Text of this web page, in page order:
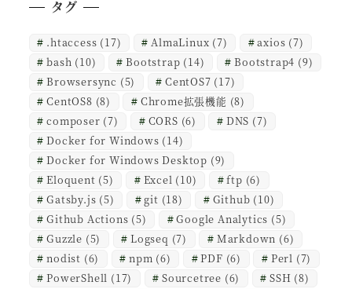
タグ
.htaccess (17) AlmaLinux (7) axios (7)
bash (10) Bootstrap (14) Bootstrap4 (9)
Browsersync (5) CentOS7 (17)
CentOS8 (8) Chrome拡張機能 (8)
composer (7) CORS (6) DNS (7)
Docker for Windows (14)
Docker for Windows Desktop (9)
Eloquent (5) Excel (10) ftp (6)
Gatsby.js (5) git (18) Github (10)
Github Actions (5) Google Analytics (5)
Guzzle (5) Logseq (7) Markdown (6)
nodist (6) npm (6) PDF (6) Perl (7)
PowerShell (17) Sourcetree (6) SSH (8)